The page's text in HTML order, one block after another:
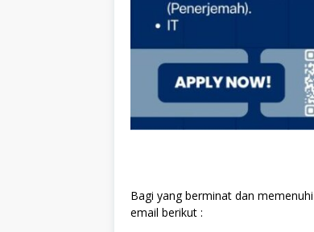
Bagi yang berminat dan
email berikut :